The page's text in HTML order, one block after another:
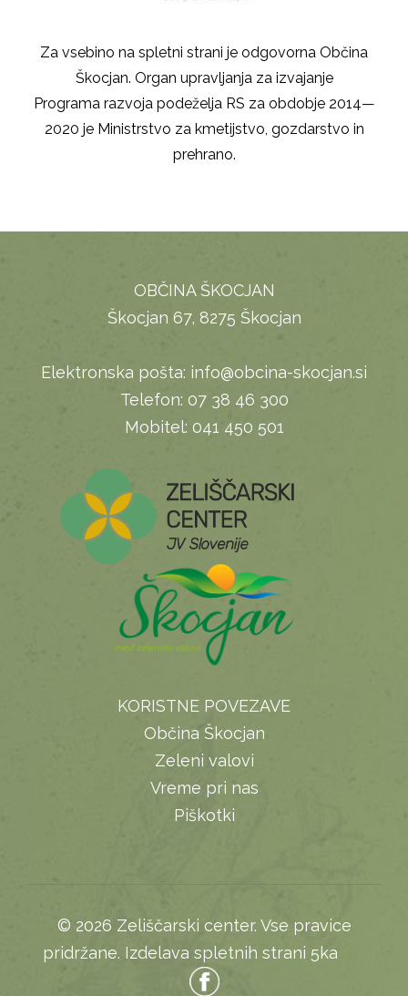
Za vsebino na spletni strani je odgovorna Občina
Škocjan. Organ upravljanja za izvajanje
Programa razvoja podeželja RS za obdobje 2014—
2020 je Ministrstvo za kmetijstvo, gozdarstvo in
prehrano.
OBČINA ŠKOCJAN
Škocjan 67, 8275 Škocjan
Elektronska pošta: info@obcina-skocjan.si
Telefon: 07 38 46 300
Mobitel: 041 450 501
KORISTNE POVEZAVE
Občina Škocjan
Zeleni valovi
Vreme pri nas
Piškotki
© 2026 Zeliščarski center. Vse pravice
pridržane. Izdelava spletnih strani 5ka